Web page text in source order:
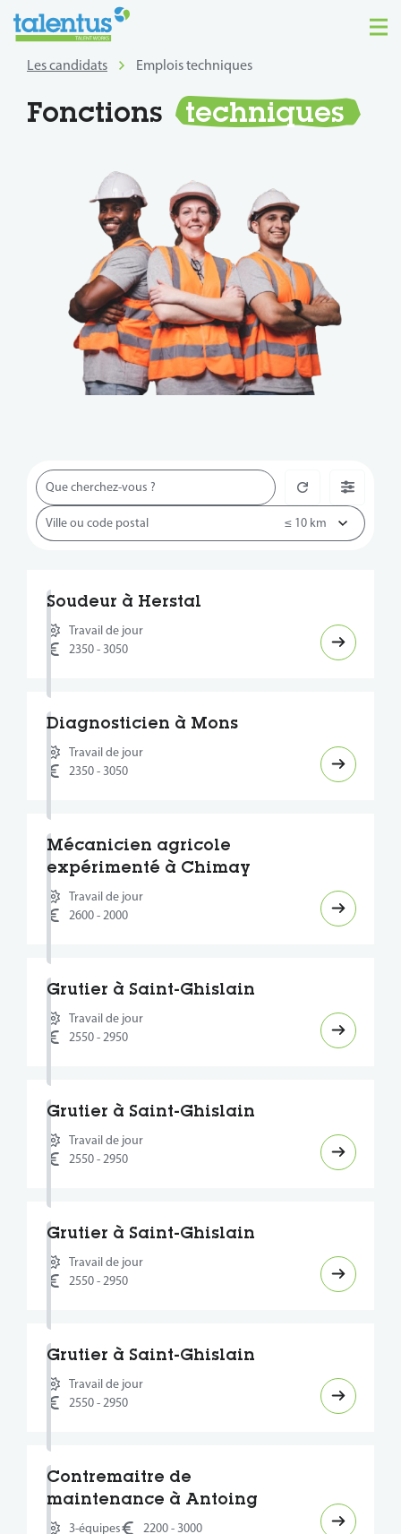
Les candidats Emplois techniques
Fonctions techniques
Soudeur à Herstal
Travail de jour
2350 - 3050
Diagnosticien à Mons
Travail de jour
2350 - 3050
Mécanicien agricole
expérimenté à Chimay
Travail de jour
2600 - 2000
Grutier à Saint-Ghislain
Travail de jour
2550 - 2950
Grutier à Saint-Ghislain
Travail de jour
2550 - 2950
Grutier à Saint-Ghislain
Travail de jour
2550 - 2950
Grutier à Saint-Ghislain
Travail de jour
2550 - 2950
Contremaitre de
maintenance à Antoing
3-équipes 2200 - 3000